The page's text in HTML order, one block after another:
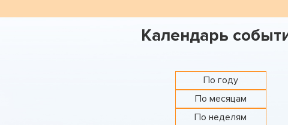
Календарь
По году
По месяцам
По неделям